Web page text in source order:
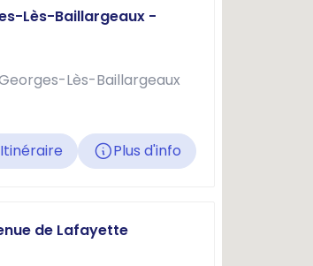
Lès-Baillargeaux -
Lès-Baillargeaux
Itinéraire Plus d'info
de Lafayette